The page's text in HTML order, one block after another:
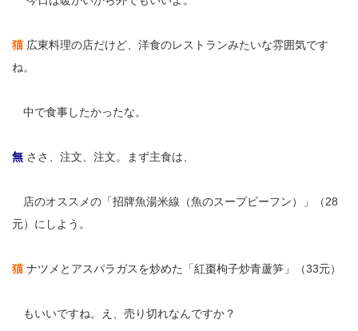
猫 広東料理の店だけど、洋食のレストランみたいな雰囲気です
ね。
中で食事したかったな。
無 ささ、注文、注文。まず主食は、
店のオススメの「招牌魚湯米線（魚のスープビーフン）」（28
元）にしよう。
猫 ナツメとアスパラガスを炒めた「紅棗枸子炒青蘆笋」（33元）
もいいですね。え、売り切れなんですか？